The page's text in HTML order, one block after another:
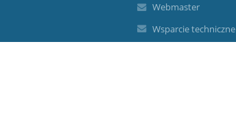
Webmaster
Wsparcie techniczne